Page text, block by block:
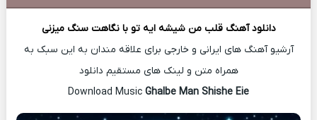
دانلود آهنگ قلب من شیشه ایه تو با نگاهت سنگ میزنی
آرشیو آهنگ های ایرانی و خارجی برای علاقه مندان به این سبک به
همراه متن و لینک های مستقیم دانلود
Download Music
Ghalbe Man Shishe Eie